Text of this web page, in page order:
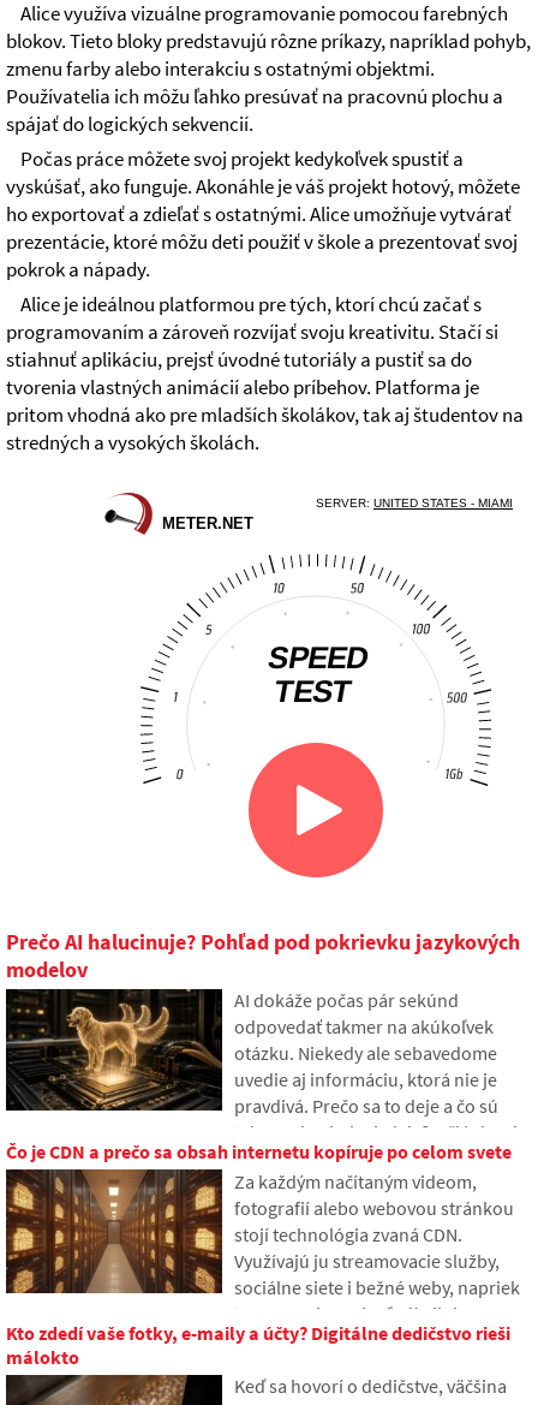
Alice využíva vizuálne programovanie pomocou farebných
blokov. Tieto bloky predstavujú rôzne príkazy, napríklad pohyb,
zmenu farby alebo interakciu s ostatnými objektmi.
Používatelia ich môžu ľahko presúvať na pracovnú plochu a
spájať do logických sekvencií.
Počas práce môžete svoj projekt kedykoľvek spustiť a
vyskúšať, ako funguje. Akonáhle je váš projekt hotový, môžete
ho exportovať a zdieľať s ostatnými. Alice umožňuje vytvárať
prezentácie, ktoré môžu deti použiť v škole a prezentovať svoj
pokrok a nápady.
Alice je ideálnou platformou pre tých, ktorí chcú začať s
programovaním a zároveň rozvíjať svoju kreativitu. Stačí si
stiahnuť aplikáciu, prejsť úvodné tutoriály a pustiť sa do
tvorenia vlastných animácií alebo príbehov. Platforma je
pritom vhodná ako pre mladších školákov, tak aj študentov na
stredných a vysokých školách.
Prečo AI halucinuje? Pohľad pod pokrievku jazykových
modelov
AI dokáže počas pár sekúnd
odpovedať takmer na akúkoľvek
otázku. Niekedy ale sebavedome
uvedie aj informáciu, ktorá nie je
pravdivá. Prečo sa to deje a čo sú
takzvané AI halucinácie? V článku si
vysvetlíme, ako veľké jazykové
modely fungujú, prečo niekedy
vytvárajú nepravdivé odpovede a
ako sa vývojári snažia tento problém
postupne obmedziť.
Čo je CDN a prečo sa obsah internetu kopíruje po celom svete
Za každým načítaným videom,
fotografií alebo webovou stránkou
stojí technológia zvaná CDN.
Využívajú ju streamovacie služby,
sociálne siete i bežné weby, napriek
tomu o nej mnoho ľudí nikdy
nepočulo. V článku si vysvetlíme, čo
prečo sa obsah internetu ukladá na
Kto zdedí vaše fotky, e-maily a účty? Digitálne dedičstvo rieši
málokto
Keď sa hovorí o dedičstve, väčšina